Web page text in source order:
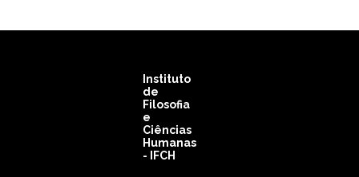
Instituto
de
Filosofia
e
Ciências
Humanas
- IFCH